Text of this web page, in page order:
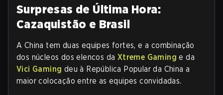
Surpresas de Última Hora:
Cazaquistão e Brasil
A China tem duas equipes fortes, e a combinação
dos núcleos dos elencos da Xtreme Gaming e da
Vici Gaming deu à República Popular da China a
maior colocação entre as equipes convidadas.